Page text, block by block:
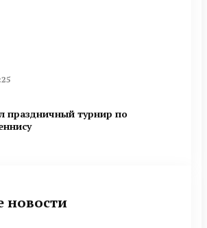
праздничный турнир по
новости